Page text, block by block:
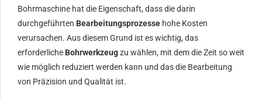
Bohrmaschine hat die Eigenschaft, dass die darin
durchgeführten Bearbeitungsprozesse hohe Kosten
verursachen. Aus diesem Grund ist es wichtig, das
erforderliche Bohrwerkzeugzu wählen, mit dem die Zeit so weit
wie möglich reduziert werden kann und das die Bearbeitung
von Präzision und Qualität ist.